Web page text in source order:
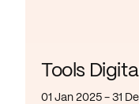
Tools
01 Jan 2025 - 31